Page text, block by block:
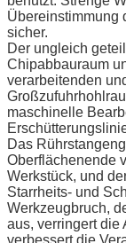
Übereinstimmung
sicher.
Der ungleich
Chipabbauraum
verarbeitenden
maschinelle
Das
Oberflächenende
Werkstück, und
Starrheits- und
Werkzeugbruch,
aus, verringert die
verbessert die